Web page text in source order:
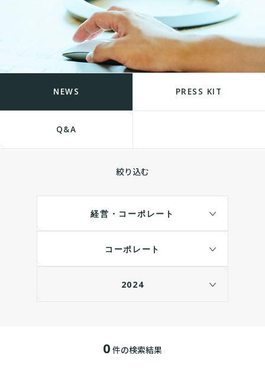
NEWS PRESS KIT
Q&A
絞り込む
経営・コーポレート
コーポレート
2024
0 件の検索結果